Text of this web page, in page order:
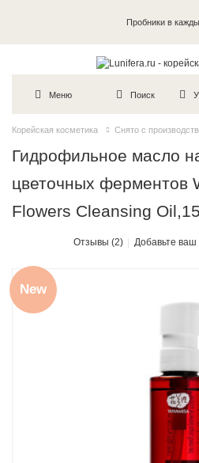
Пробники в
Меню Поиск
Корейская косметика Снято с
Гидрофильное масло
цветочных ферментов
Flowers Cleansing
Отзывы (2) Добавьте ваш
New